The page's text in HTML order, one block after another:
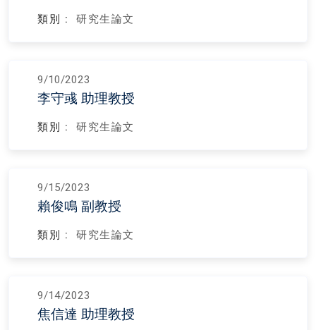
類別 : 研究生論文
9/10/2023
李守彧 助理教授
類別 : 研究生論文
9/15/2023
賴俊鳴 副教授
類別 : 研究生論文
9/14/2023
焦信達 助理教授